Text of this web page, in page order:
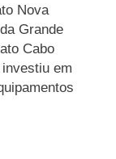
Nova
Grande
Cabo
em